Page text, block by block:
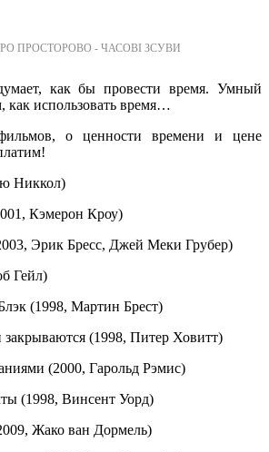
ПРОСТОРОВО - ЧАСОВІ ЗСУВИ
как бы провести время. Умный
как использовать время…
о ценности времени и цене
Никкол)
Кэмерон Кроу)
Эрик Бресс, Джей Меки Грубер)
Гейл)
(1998, Мартин Брест)
(1998, Питер Ховитт)
(2000, Гарольд Рэмис)
(1998, Винсент Уорд)
Жако ван Дормель)